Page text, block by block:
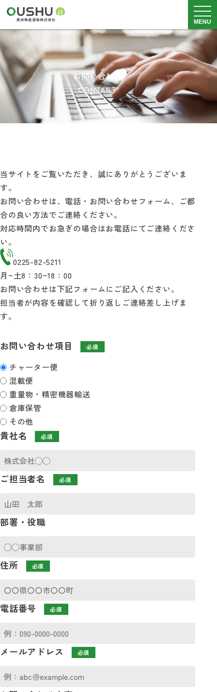
メニ
MENU
サービス内容
車両・倉庫
実績・事例
安全品質・SDGs
料金表
月~土 8：30~18：00
自動見積り
お問い合わせ
お問い合わせ
CONTACT
当サイトをご覧いただき、誠にありがとうございま
す。
お問い合わせは、電話・お問い合わせフォーム、ご都
合の良い方法でご連絡ください。
対応時間内でお急ぎの場合はお電話にてご連絡くださ
い。
0225-82-5211
月~土8：30~18：00
お問い合わせは下記フォームにご記入ください。
担当者が内容を確認して折り返しご連絡差し上げま
す。
お問い合わせ項目 必須
チャーター便
混載便
重量物・精密機器輸送
倉庫保管
その他
貴社名 必須
ご担当者名 必須
部署・役職
住所 必須
電話番号 必須
メールアドレス 必須